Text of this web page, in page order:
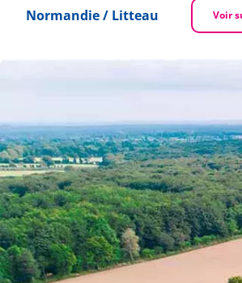
Normandie / Litteau Voir